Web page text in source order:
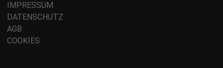
IMPRESSUM
DATENSCHUTZ
AGB
COOKIES